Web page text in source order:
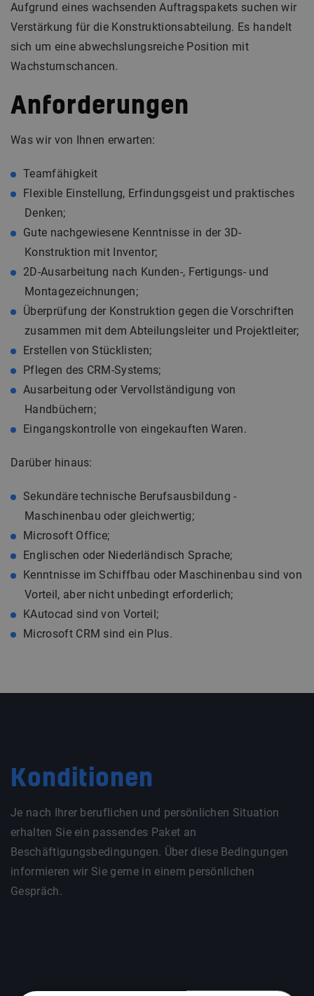
Aufgrund eines wachsenden Auftragspakets suchen wir
Verstärkung für die Konstruktionsabteilung. Es handelt
sich um eine abwechslungsreiche Position mit
Wachstumschancen.
Anforderungen
Was wir von Ihnen erwarten:
Teamfähigkeit
Flexible Einstellung, Erfindungsgeist und praktisches
Denken;
Gute nachgewiesene Kenntnisse in der 3D-
Konstruktion mit Inventor;
2D-Ausarbeitung nach Kunden-, Fertigungs- und
Montagezeichnungen;
Überprüfung der Konstruktion gegen die Vorschriften
zusammen mit dem Abteilungsleiter und Projektleiter;
Erstellen von Stücklisten;
Pflegen des CRM-Systems;
Ausarbeitung oder Vervollständigung von
Handbüchern;
Eingangskontrolle von eingekauften Waren.
Darüber hinaus:
Sekundäre technische Berufsausbildung -
Maschinenbau oder gleichwertig;
Microsoft Office;
Englischen oder Niederländisch Sprache;
Kenntnisse im Schiffbau oder Maschinenbau sind von
Vorteil, aber nicht unbedingt erforderlich;
KAutocad sind von Vorteil;
Microsoft CRM sind ein Plus.
Konditionen
Je nach Ihrer beruflichen und persönlichen Situation
erhalten Sie ein passendes Paket an
Beschäftigungsbedingungen. Über diese Bedingungen
informieren wir Sie gerne in einem persönlichen
Gespräch.